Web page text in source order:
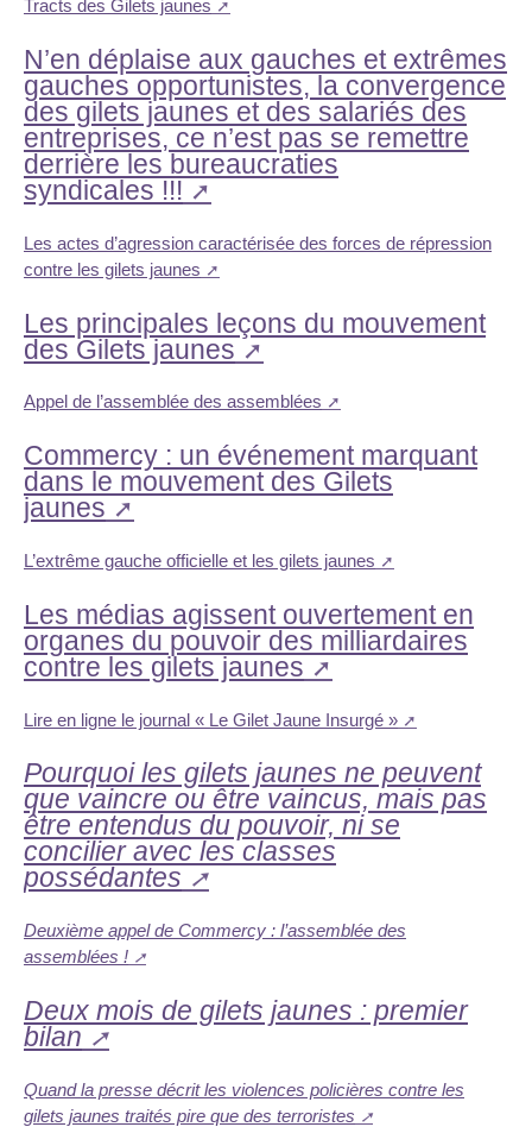
Tracts des Gilets jaunes
N’en déplaise aux gauches et extrêmes
gauches opportunistes, la convergence
des gilets jaunes et des salariés des
entreprises, ce n’est pas se remettre
derrière les bureaucraties
syndicales !!!
Les actes d’agression caractérisée des forces de répression
contre les gilets jaunes
Les principales leçons du mouvement
des Gilets jaunes
Appel de l’assemblée des assemblées
Commercy : un événement marquant
dans le mouvement des Gilets
jaunes
L’extrême gauche officielle et les gilets jaunes
Les médias agissent ouvertement en
organes du pouvoir des milliardaires
contre les gilets jaunes
Lire en ligne le journal « Le Gilet Jaune Insurgé »
Pourquoi les gilets jaunes ne peuvent
que vaincre ou être vaincus, mais pas
être entendus du pouvoir, ni se
concilier avec les classes
possédantes
Deuxième appel de Commercy : l’assemblée des
assemblées !
Deux mois de gilets jaunes : premier
bilan
Quand la presse décrit les violences policières contre les
gilets jaunes traités pire que des terroristes